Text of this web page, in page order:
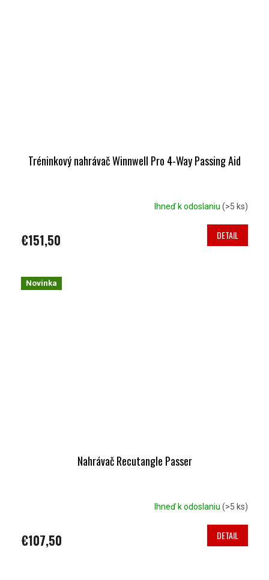
Tréninkový nahrávač Winnwell Pro 4-Way Passing Aid
Ihneď k odoslaniu (>5 ks)
€151,50 DETAIL
Novinka
Nahrávač Recutangle Passer
Ihneď k odoslaniu (>5 ks)
€107,50 DETAIL